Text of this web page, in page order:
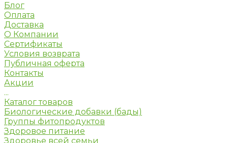
Блог
Оплата
Доставка
О Компании
Сертификаты
Условия возврата
Публичная оферта
Контакты
Акции
...
Каталог товаров
Биологические добавки (бады)
Группы фитопродуктов
Здоровое питание
Здоровье всей семьи